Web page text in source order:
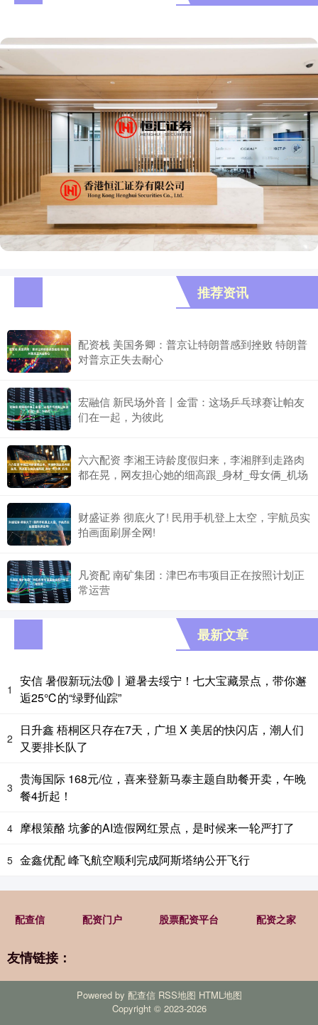
推荐资讯
配资栈 美国务卿：普京让特朗普感到挫败 特朗普
对普京正失去耐心
宏融信 新民场外音丨金雷：这场乒乓球赛让帕友
们在一起，为彼此
六六配资 李湘王诗龄度假归来，李湘胖到走路肉
都在晃，网友担心她的细高跟_身材_母女俩_机场
财盛证券 彻底火了! 民用手机登上太空，宇航员实
拍画面刷屏全网!
凡资配 南矿集团：津巴布韦项目正在按照计划正
常运营
最新文章
1
安信 暑假新玩法⑩丨避暑去绥宁！七大宝藏景点，带你邂
逅25℃的“绿野仙踪”
2
日升鑫 梧桐区只存在7天，广坦 X 美居的快闪店，潮人们
又要排长队了
3
贵海国际 168元/位，喜来登新马泰主题自助餐开卖，午晚
餐4折起！
4 摩根策酪 坑爹的AI造假网红景点，是时候来一轮严打了
5 金鑫优配 峰飞航空顺利完成阿斯塔纳公开飞行
配查信 配资门户 股票配资平台 配资之家
友情链接：
Powered by 配查信 RSS地图 HTML地图
Copyright © 2023-2026